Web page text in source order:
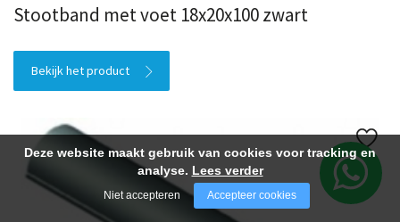
Stootband met voet 18x20x100 zwart
Bekijk het product
Deze website maakt gebruik van cookies voor tracking en
analyse. Lees verder
Niet accepteren Accepteer cookies